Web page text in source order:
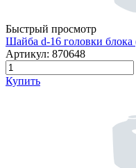
Быстрый просмотр
Шайба d-16 головки блока
Артикул: 870648
Купить